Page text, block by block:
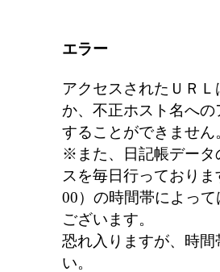
エラー
アクセスされたＵＲ
か、不正ホスト名へ
することができません
※また、日記帳データ
スを毎日行っており
00）の時間帯によっ
ございます。
恐れ入りますが、時
い。